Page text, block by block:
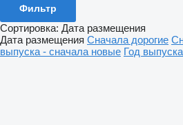
Фильтр
Сортировка: Дата размещения
Дата размещения Сначала дорогие
выпуска - сначала новые Год